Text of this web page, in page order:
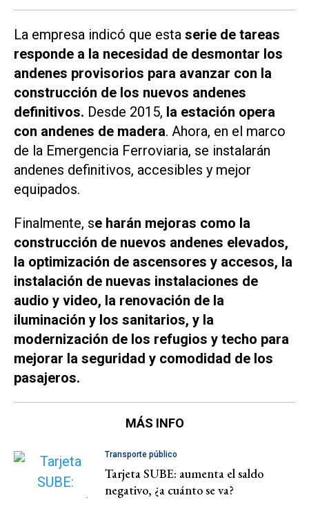
La empresa indicó que esta serie de tareas
responde a la necesidad de desmontar los
andenes provisorios para avanzar con la
construcción de los nuevos andenes
definitivos. Desde 2015, la estación opera
con andenes de madera. Ahora, en el marco
de la Emergencia Ferroviaria, se instalarán
andenes definitivos, accesibles y mejor
equipados.
Finalmente, se harán mejoras como la
construcción de nuevos andenes elevados,
la optimización de ascensores y accesos, la
instalación de nuevas instalaciones de
audio y video, la renovación de la
iluminación y los sanitarios, y la
modernización de los refugios y techo para
mejorar la seguridad y comodidad de los
pasajeros.
MÁS INFO
Transporte público
Tarjeta SUBE: aumenta el saldo
negativo, ¿a cuánto se va?